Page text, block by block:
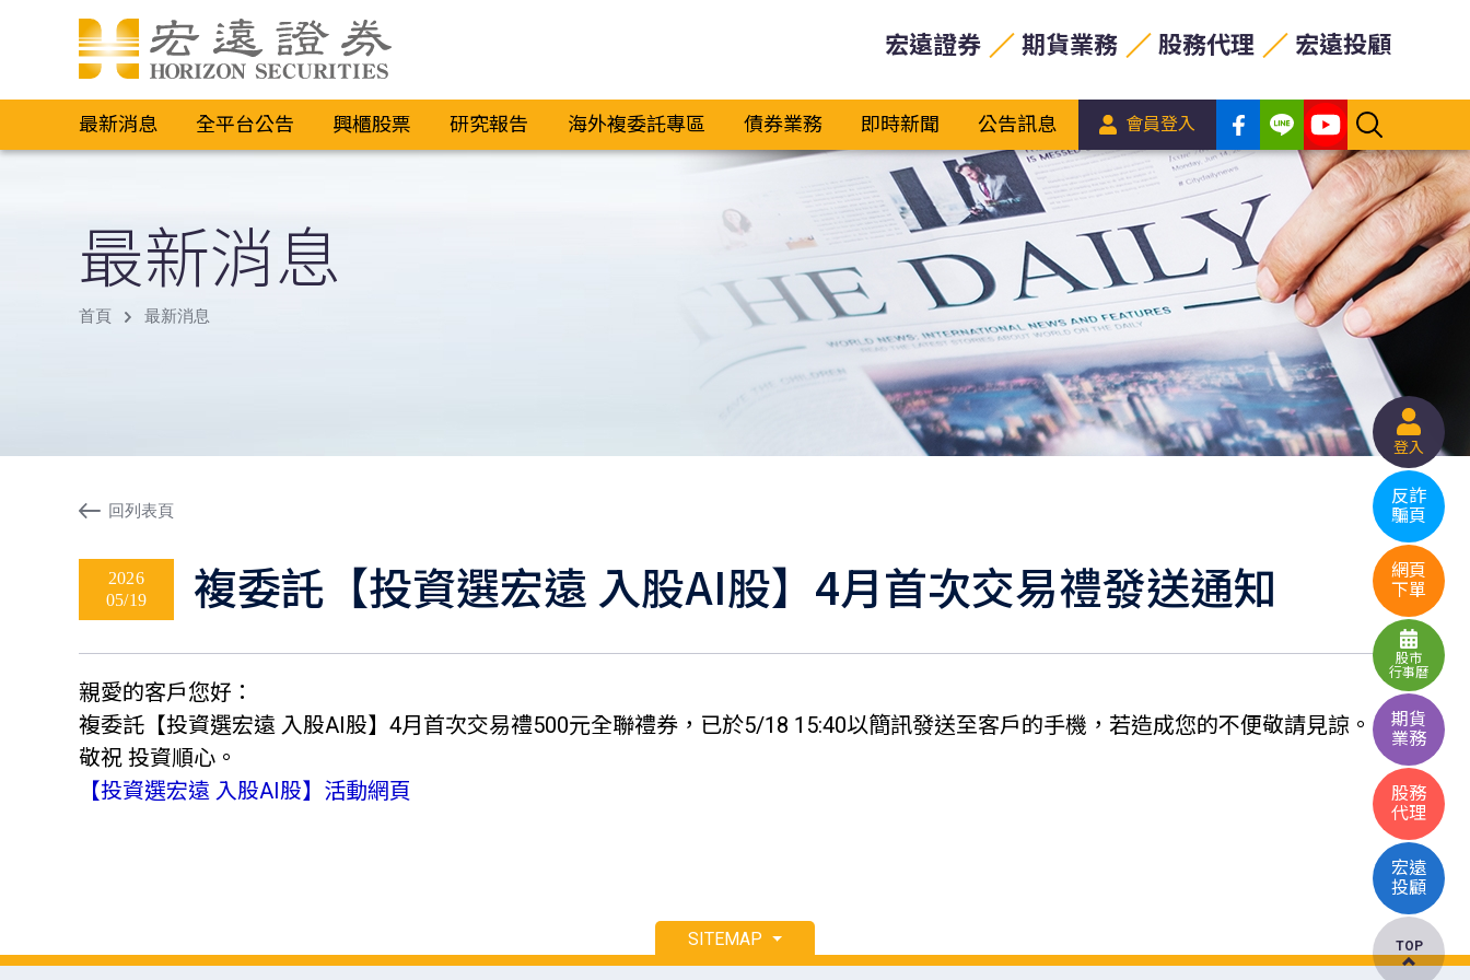
宏遠證券 期貨業務 股務代理 宏遠投顧
最新消息 全平台公告 興櫃股票 研究報告 海外複委託專區 債券業務 即時新聞 公告訊息 會員登入
最新消息
首頁 最新消息
回列表頁
2026
05/19
複委託【投資選宏遠 入股AI股】4月首次交易禮發送通知
親愛的客戶您好：
複委託【投資選宏遠 入股AI股】4月首次交易禮500元全聯禮券，已於5/18 15:40以簡訊發送至客戶的手機，若造成您的不便敬請見諒。
敬祝 投資順心。
【投資選宏遠 入股AI股】活動網頁
SITEMAP
登入
反詐
騙頁
網頁
下單
股市
行事曆
期貨
業務
股務
代理
宏遠
投顧
TOP